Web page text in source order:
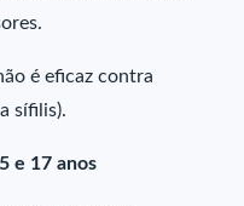
é eficaz contra
sífilis).
e 17 anos